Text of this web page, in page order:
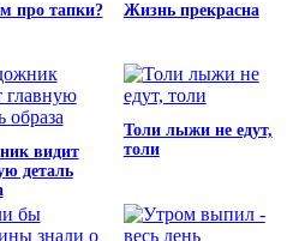
про тапки? Жизнь прекрасна
видит
деталь
Толи лыжи не едут,
толи